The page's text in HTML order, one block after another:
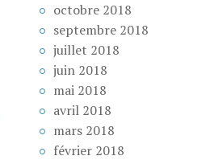
octobre 2018
septembre 2018
juillet 2018
juin 2018
mai 2018
avril 2018
mars 2018
février 2018